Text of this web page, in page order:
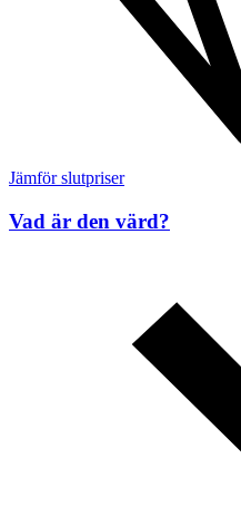
Jämför slutpriser
Vad är den värd?